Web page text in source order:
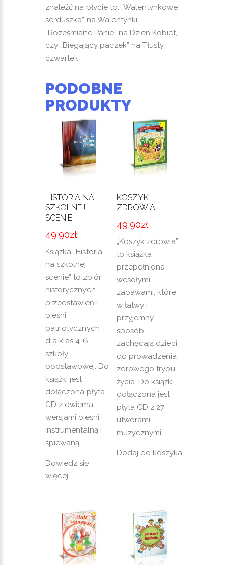
znaleźć na płycie to: „Walentynkowe
serduszka” na Walentynki,
„Roześmiane Panie” na Dzień Kobiet,
czy „Biegający paczek” na Tłusty
czwartek.
PODOBNE
PRODUKTY
HISTORIA NA
SZKOLNEJ
SCENIE
49,90zł
Książka „Historia
na szkolnej
scenie” to zbiór
historycznych
przedstawień i
pieśni
patriotycznych
dla klas 4-6
szkoły
podstawowej. Do
książki jest
dołączona płyta
CD z dwiema
wersjami pieśni:
instrumentalną i
śpiewaną.
Dowiedz się
więcej
KOSZYK
ZDROWIA
49,90zł
„Koszyk zdrowia”
to książka
przepełniona
wesołymi
zabawami, które
w łatwy i
przyjemny
sposób
zachęcają dzieci
do prowadzenia
zdrowego trybu
życia. Do książki
dołączona jest
płyta CD z 27
utworami
muzycznymi.
Dodaj do koszyka